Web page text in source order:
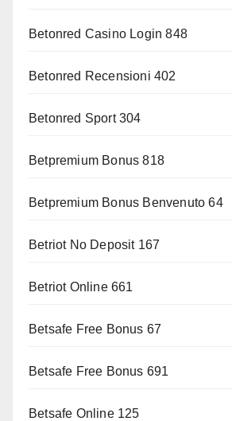
Betonred Casino Login 848
Betonred Recensioni 402
Betonred Sport 304
Betpremium Bonus 818
Betpremium Bonus Benvenuto 64
Betriot No Deposit 167
Betriot Online 661
Betsafe Free Bonus 67
Betsafe Free Bonus 691
Betsafe Online 125